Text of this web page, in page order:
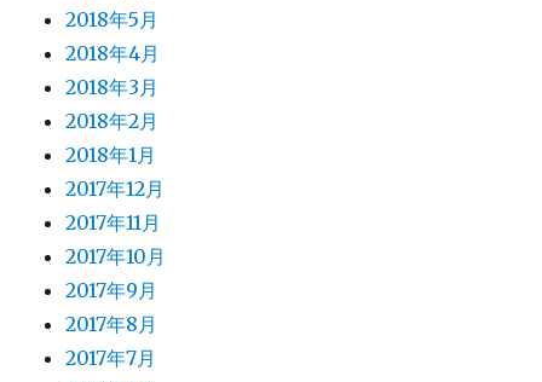
2018年5月
2018年4月
2018年3月
2018年2月
2018年1月
2017年12月
2017年11月
2017年10月
2017年9月
2017年8月
2017年7月